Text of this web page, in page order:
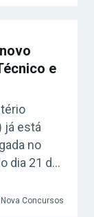
e
já está
no
dia 21 de
vagas
Nova Concursos